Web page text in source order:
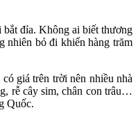
đỉa. Không ai biết thương
nhiên bỏ đi khiến hàng trăm
giá trên trời nên nhiều nhà
rễ cây sim, chân con trâu…
Quốc.